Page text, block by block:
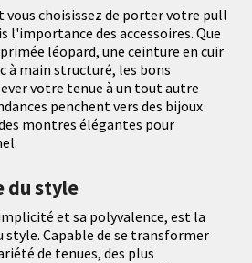
choisissez de porter votre pull
l'importance des accessoires. Que
léopard, une ceinture en cuir
à main structuré, les bons
votre tenue à un tout autre
penchent vers des bijoux
montres élégantes pour
du style
et sa polyvalence, est la
style. Capable de se transformer
de tenues, des plus